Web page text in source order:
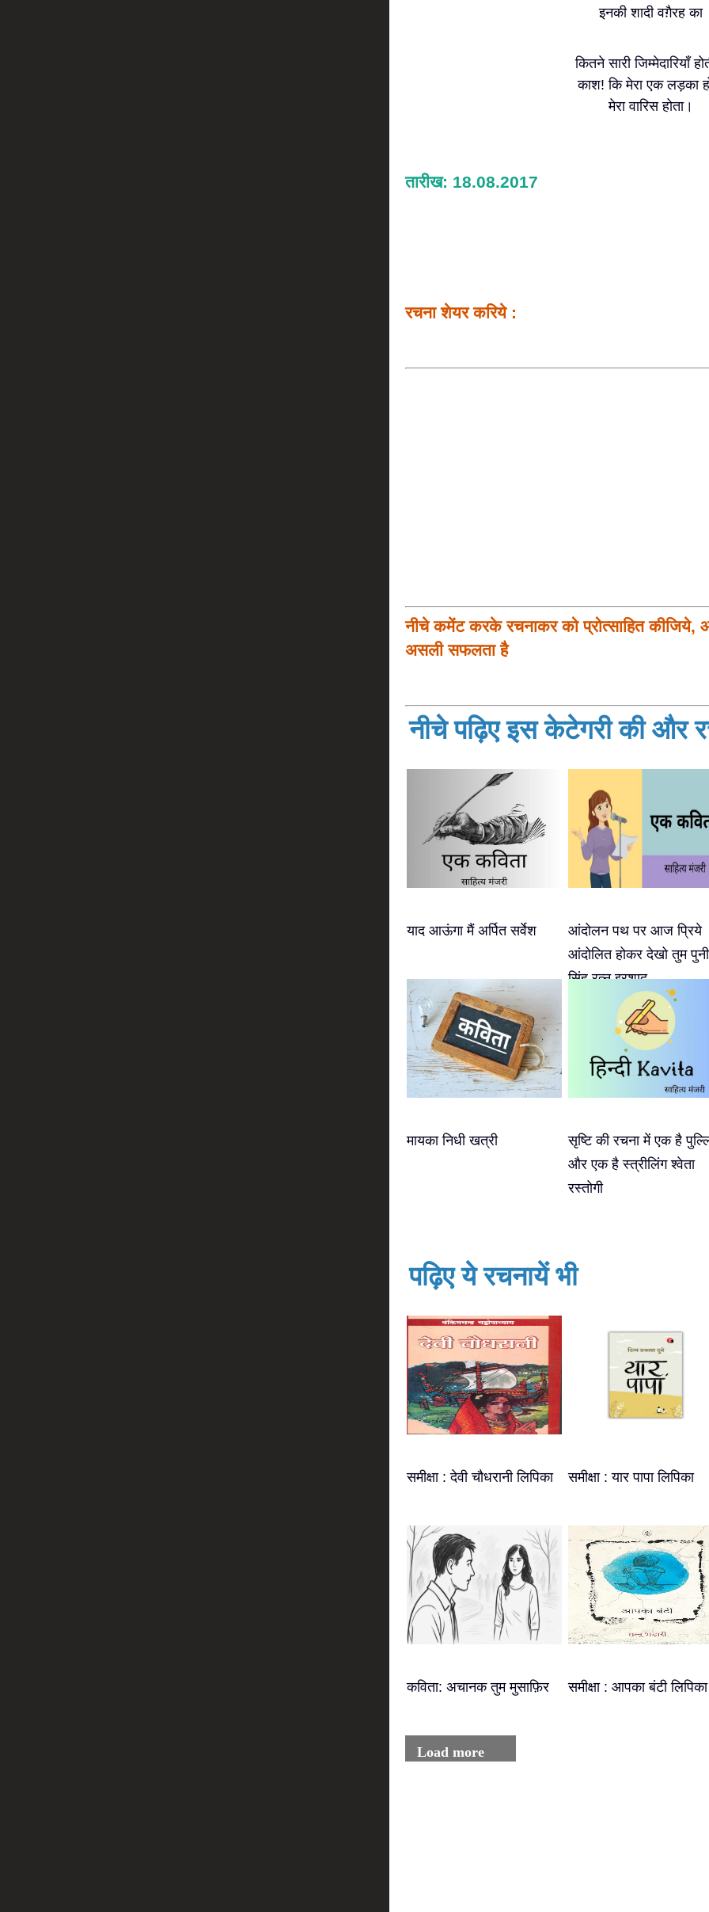
इनकी शादी वग़ैरह का
कितने सारी जिम्मेदारियाँ
काश! कि मेरा एक लड़का
मेरा वारिस होता।
तारीख: 18.08.2017
रचना शेयर करिये :
नीचे कमेंट करके रचनाकर को प्रोत्साहित कीजिये,
असली सफलता है
नीचे पढ़िए इस केटेगरी की और
याद आऊंगा मैं अर्पित सर्वेश
आंदोलन पथ पर आज प्रिये
आंदोलित होकर देखो तुम
सिंह रत्नु इरशाद
मायका निधी खत्री
सृष्टि की रचना में एक है
और एक है स्त्रीलिंग श्वेता
रस्तोगी
पढ़िए ये रचनायें भी
समीक्षा : देवी चौधरानी लिपिका समीक्षा : यार पापा लिपिका
कविता: अचानक तुम मुसाफ़िर समीक्षा : आपका बंटी लिपिका
Load more